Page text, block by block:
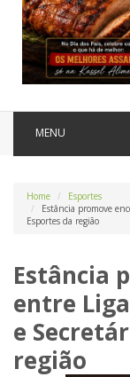
MENU
Home
Esportes
Estância promove
Esportes da região
Estância
entre
e
região